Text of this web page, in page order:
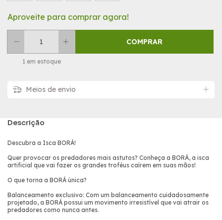
Aproveite para comprar agora!
1em estoque
Meios de envio
Descrição
Descubra a Isca BORÁ!
Quer provocar os predadores mais astutos? Conheça a BORÁ, a isca
artificial que vai fazer os grandes troféus caírem em suas mãos!
O que torna a BORÁ única?
Balanceamento exclusivo: Com um balanceamento cuidadosamente
projetado, a BORÁ possui um movimento irresistível que vai atrair os
predadores como nunca antes.